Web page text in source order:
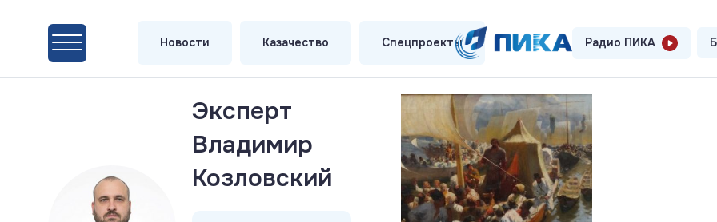
Новости Казачество Спецпроекты Радио ПИКА
Эксперт
Владимир
Козловский